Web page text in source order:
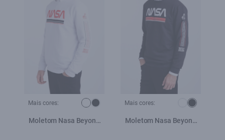
Mais cores:
Moletom Nasa Beyond
Mais cores:
Moletom Nasa Beyond